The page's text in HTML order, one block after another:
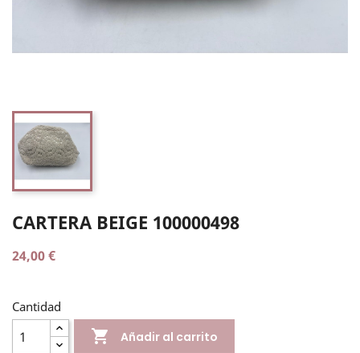
CARTERA BEIGE 100000498
24,00 €
Cantidad
 Añadir al carrito